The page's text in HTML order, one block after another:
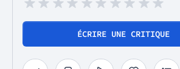
ÉCRIRE UNE CRITIQUE